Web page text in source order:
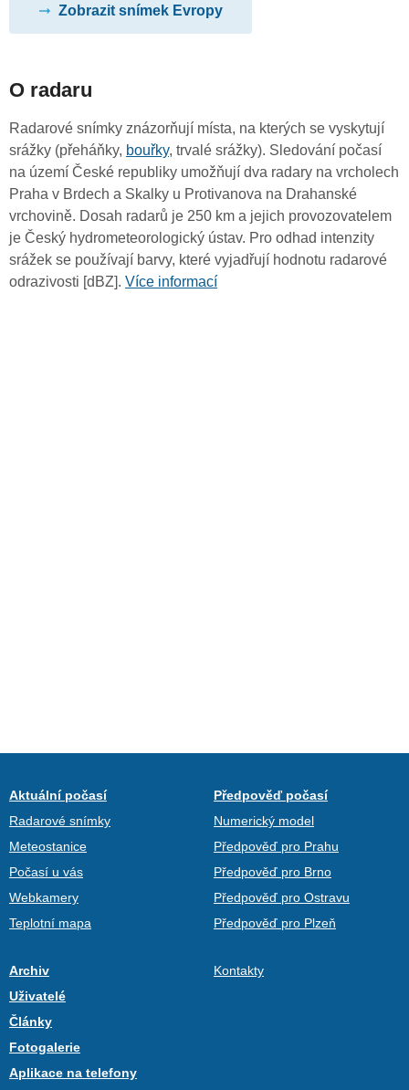
Zobrazit snímek Evropy
O radaru
Radarové snímky znázorňují místa, na kterých se vyskytují
srážky (přeháňky, bouřky, trvalé srážky). Sledování počasí
na území České republiky umožňují dva radary na vrcholech
Praha v Brdech a Skalky u Protivanova na Drahanské
vrchovině. Dosah radarů je 250 km a jejich provozovatelem
je Český hydrometeorologický ústav. Pro odhad intenzity
srážek se používají barvy, které vyjadřují hodnotu radarové
odrazivosti [dBZ]. Více informací
Aktuální počasí
Radarové snímky
Meteostanice
Počasí u vás
Webkamery
Teplotní mapa
Předpověď počasí
Numerický model
Předpověď pro Prahu
Předpověď pro Brno
Předpověď pro Ostravu
Předpověď pro Plzeň
Archiv
Uživatelé
Články
Fotogalerie
Aplikace na telefony
Kontakty